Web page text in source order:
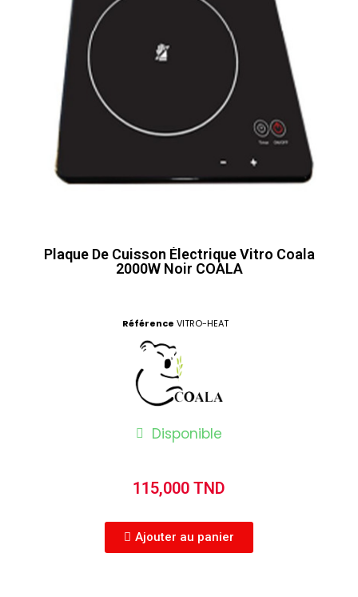
Plaque De Cuisson Électrique Vitro Coala
2000W Noir COALA
Référence VITRO-HEAT
Disponible
115,000 TND
Ajouter au panier